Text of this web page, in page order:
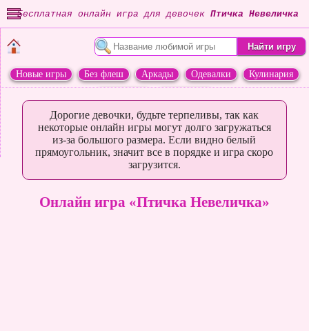
Бесплатная онлайн игра для девочек Птичка Невеличка
Новые игры Без флеш Аркады Одевалки
Кулинария
Дорогие девочки, будьте терпеливы, так как
некоторые онлайн игры могут долго загружаться
из-за большого размера. Если видно белый
прямоугольник, значит все в порядке и игра скоро
загрузится.
Онлайн игра «Птичка Невеличка»